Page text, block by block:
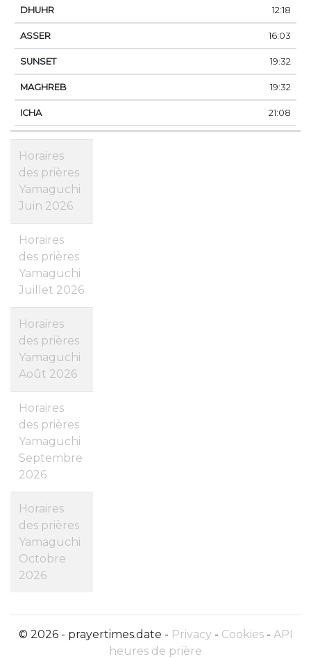
12:18
16:03
19:32
19:32
21:08
Horaires
des prières
Yamaguchi
Juin 2026
Horaires
des prières
Yamaguchi
Juillet 2026
Horaires
des prières
Yamaguchi
Août 2026
Horaires
des prières
Yamaguchi
Septembre
2026
Horaires
des prières
Yamaguchi
Octobre
2026
© 2026 - prayertimes.date - Privacy- Cookies- API
heures de prière